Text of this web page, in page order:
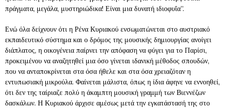
πράγματα, μεγάλα, μυστηριώδικα! Είναι μια δυνατή ιδιοφυΐα”.
Ενώ όλα δείχνουν ότι η Ρένα Κυριακού ενσωματώνεται στο αυστριακό
εκπαιδευτικό σύστημα και ο δρόμος της μουσικής δημιουργίας ανοίγει
διάπλατος, η οικογένεια παίρνει την απόφαση να φύγει για το Παρίσι,
προκειμένου να αναζητηθεί μια όσο γίνεται ιδανική μέθοδος σπουδών,
που να ανταποκρίνεται στα όσα ήθελε και στα όσα χρειαζόταν η
εντυπωσιακή μικρούλα. Φαίνεται μάλιστα, όπως η ίδια άφηνε να εννοηθεί,
ότι δεν της ταίριαζε πολύ η άκαμπτη μουσική γραμμή των Βιεννέζων
δασκάλων. Η Κυριακού άρχισε αμέσως μετά την εγκατάστασή της στο